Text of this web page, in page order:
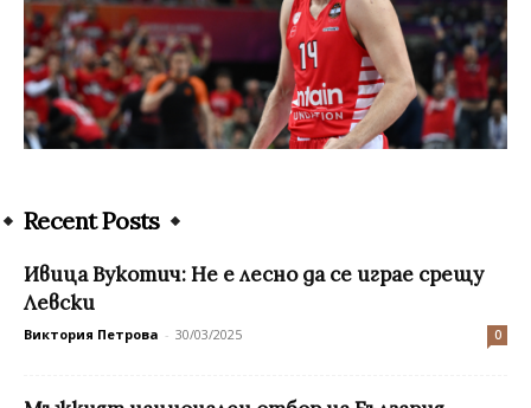
Recent Posts
Ивица Вукотич: Не е лесно да се играе срещу
Левски
Виктория Петрова - 30/03/2025 0